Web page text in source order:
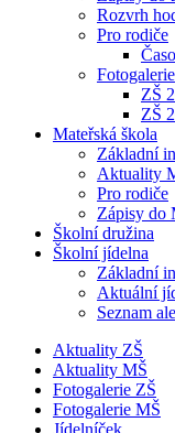
Rozvrh
Pro rodiče
Fotogalerie
ZŠ
ZŠ
Mateřská škola
Základní
Aktuality
Pro rodiče
Zápisy do
Školní družina
Školní jídelna
Základní
Aktuální
Seznam
Aktuality ZŠ
Aktuality MŠ
Fotogalerie ZŠ
Fotogalerie MŠ
Jídelníček